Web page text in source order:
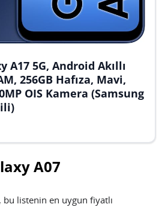
A17 5G, Android Akıllı
256GB Hafıza, Mavi,
OIS Kamera (Samsung
A07
bu listenin en uygun fiyatlı